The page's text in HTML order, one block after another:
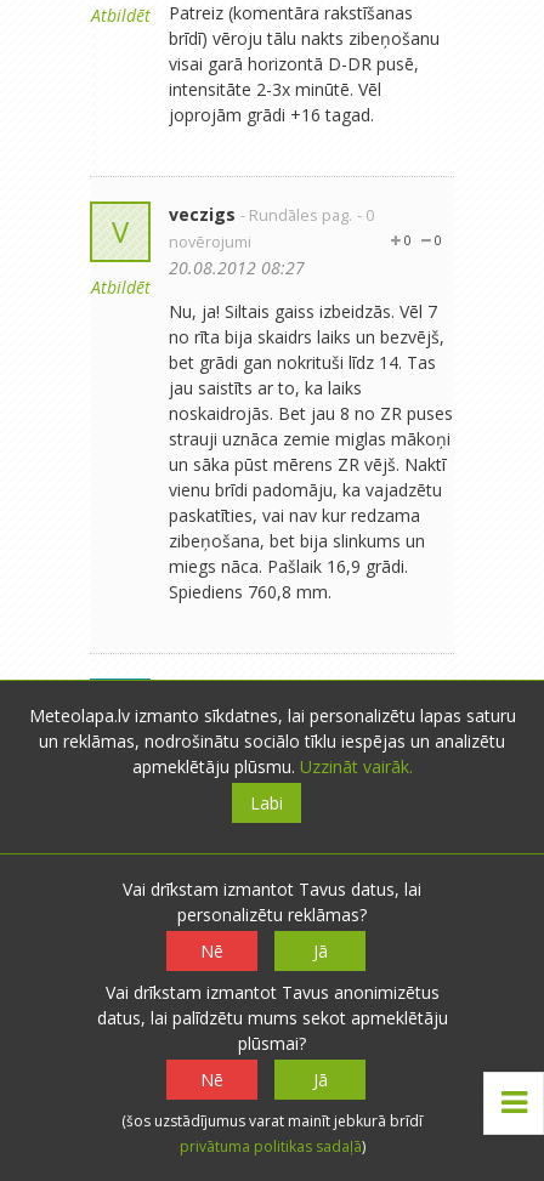
Atbildēt
Patreiz (komentāra rakstīšanas
brīdī) vēroju tālu nakts zibeņošanu
visai garā horizontā D-DR pusē,
intensitāte 2-3x minūtē. Vēl
joprojām grādi +16 tagad.
V
Atbildēt
veczigs - Rundāles pag. - 0
novērojumi
0
0
20.08.2012 08:27
Nu, ja! Siltais gaiss izbeidzās. Vēl 7
no rīta bija skaidrs laiks un bezvējš,
bet grādi gan nokrituši līdz 14. Tas
jau saistīts ar to, ka laiks
noskaidrojās. Bet jau 8 no ZR puses
strauji uznāca zemie miglas mākoņi
un sāka pūst mērens ZR vējš. Naktī
vienu brīdi padomāju, ka vajadzētu
paskatīties, vai nav kur redzama
zibeņošana, bet bija slinkums un
miegs nāca. Pašlaik 16,9 grādi.
Spiediens 760,8 mm.
S
Atbildēt
0
0
20.08.2012 08:44
No rīta +12,8.Spainītī pa brīvdienām
neko salasīt neizdevās.Labas
atvasaras dienas,pat vasaras:)
< 1 2 3
>>
Lai pievienotu komentārus,
Meteolapa.lv izmanto sīkdatnes, lai personalizētu lapas saturu
un reklāmas, nodrošinātu sociālo tīklu iespējas un analizētu
apmeklētāju plūsmu. Uzzināt vairāk.
Labi
Vai drīkstam izmantot Tavus datus, lai
personalizētu reklāmas?
Nē
Jā
Vai drīkstam izmantot Tavus anonimizētus
datus, lai palīdzētu mums sekot apmeklētāju
plūsmai?
Nē
Jā
(šos uzstādījumus varat mainīt jebkurā brīdī
privātuma politikas sadaļā)